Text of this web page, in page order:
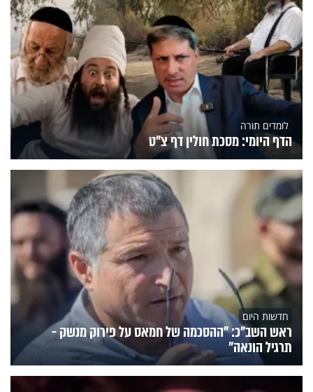
לומדים תורה
הדף היומי: מסכת חולין דף צ"ט
חדשות היום
ראש השב"כ: "ההסכמה של חמאס על פירוק מנשק -
תרגיל הונאה"